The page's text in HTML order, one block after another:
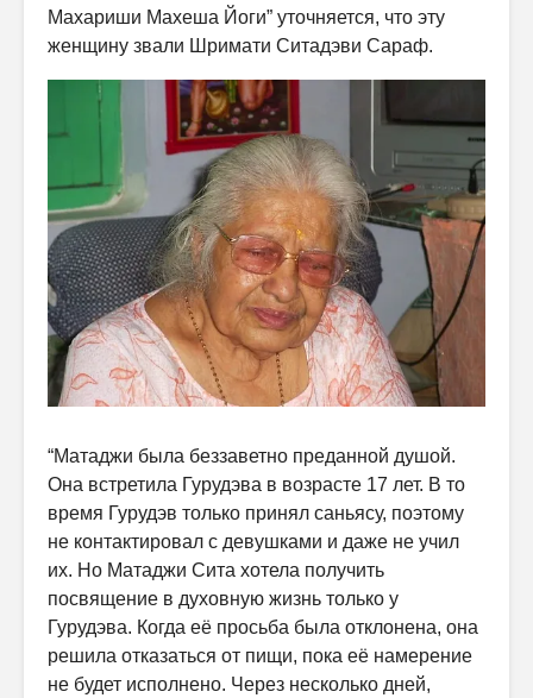
Махариши Махеша Йоги” уточняется, что эту
женщину звали Шримати Ситадэви Сараф.
“Матаджи была беззаветно преданной душой.
Она встретила Гурудэва в возрасте 17 лет. В то
время Гурудэв только принял саньясу, поэтому
не контактировал с девушками и даже не учил
их. Но Матаджи Сита хотела получить
посвящение в духовную жизнь только у
Гурудэва. Когда её просьба была отклонена, она
решила отказаться от пищи, пока её намерение
не будет исполнено. Через несколько дней,